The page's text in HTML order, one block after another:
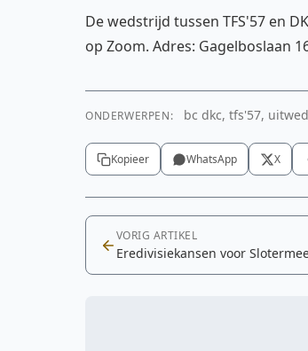
De wedstrijd tussen TFS'57 en
op Zoom. Adres: Gagelboslaan
ONDERWERPEN: bc dkc, tfs'57,
Kopieer WhatsApp X
VORIG ARTIKEL
Eredivisiekansen voor